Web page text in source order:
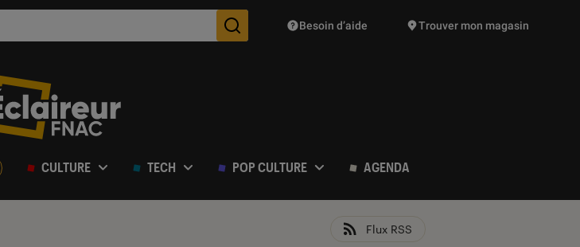
Des suggestions de produits vont vous être proposées
Besoin d’aide Trouver mon magasin
CULTURE TECH POP CULTURE AGENDA
Flux RSS